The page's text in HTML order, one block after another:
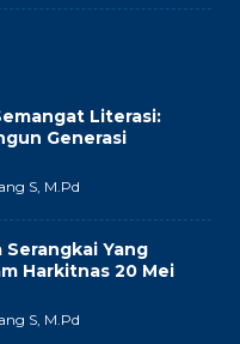
Literasi:
Generasi
S, M.Pd
Yang
Harkitnas 20 Mei
S, M.Pd